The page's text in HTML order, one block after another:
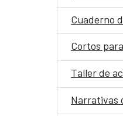
Cuaderno
Cortos
Taller de
Narrativas